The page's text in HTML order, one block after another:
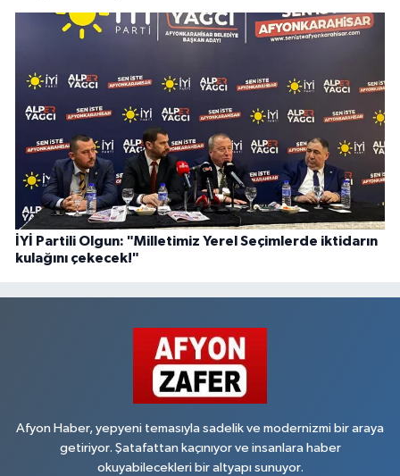
İYİ Partili Olgun: "Milletimiz Yerel Seçimlerde iktidarın
kulağını çekecek!"
Afyon Haber, yepyeni temasıyla sadelik ve modernizmi bir araya
getiriyor. Şatafattan kaçınıyor ve insanlara haber
okuyabilecekleri bir altyapı sunuyor.